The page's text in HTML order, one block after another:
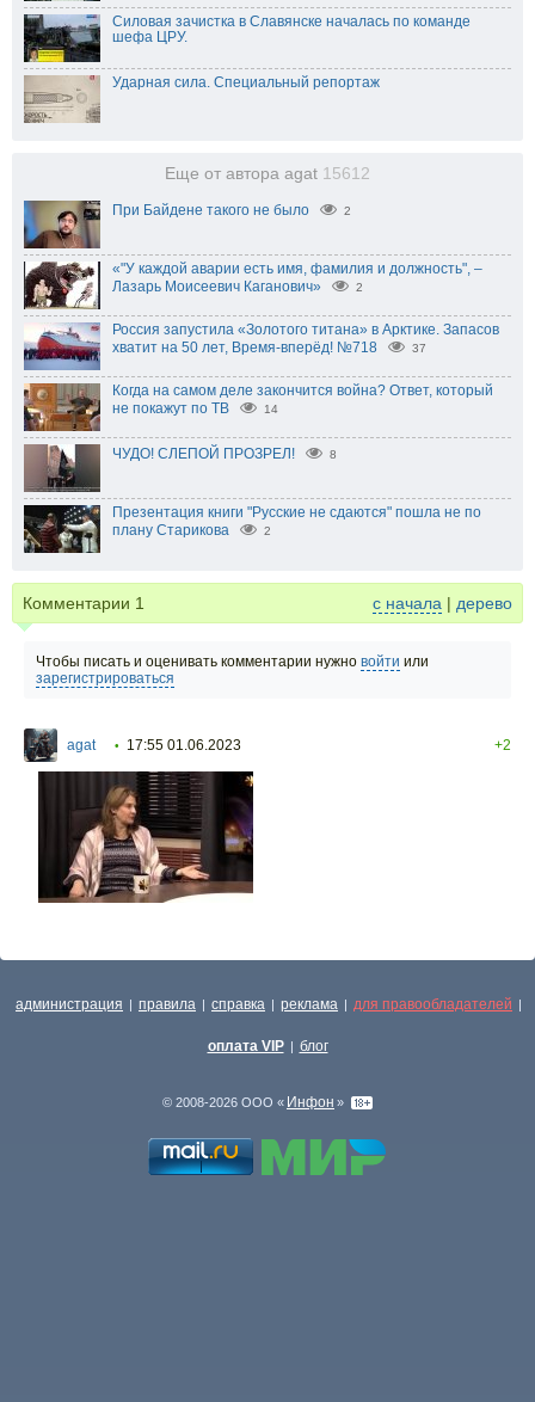
Силовая зачистка в Славянске началась по команде
шефа ЦРУ.
Ударная сила. Специальный репортаж
Еще от автора agat 15612
При Байдене такого не было 2
«"У каждой аварии есть имя, фамилия и должность", –
Лазарь Моисеевич Каганович»
2
Россия запустила «Золотого титана» в Арктике. Запасов
хватит на 50 лет, Время-вперёд! №718
37
Когда на самом деле закончится война? Ответ, который
не покажут по ТВ
14
ЧУДО! СЛЕПОЙ ПРОЗРЕЛ! 8
Презентация книги "Русские не сдаются" пошла не по
плану Старикова
2
Комментарии 1 с начала | дерево
Чтобы писать и оценивать комментарии нужно войти или
зарегистрироваться
agat • 17:55 01.06.2023 +2
администрация | правила | справка | реклама | для правообладателей |
оплата VIP | блог
© 2008-2026 ООО « Инфон »